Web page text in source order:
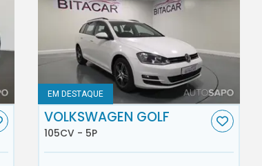
EM DESTAQUE
VOLKSWAGEN GOLF
105CV - 5P